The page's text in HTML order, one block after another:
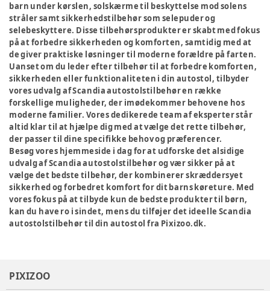
barn under kørslen, solskærme til beskyttelse mod solens
stråler samt sikkerhedstilbehør som selepuder og
selebeskyttere. Disse tilbehørsprodukter er skabt med fokus
på at forbedre sikkerheden og komforten, samtidig med at
de giver praktiske løsninger til moderne forældre på farten.
Uanset om du leder efter tilbehør til at forbedre komforten,
sikkerheden eller funktionaliteten i din autostol, tilbyder
vores udvalg af Scandia autostolstilbehør en række
forskellige muligheder, der imødekommer behovene hos
moderne familier. Vores dedikerede team af eksperter står
altid klar til at hjælpe dig med at vælge det rette tilbehør,
der passer til dine specifikke behov og præferencer.
Besøg vores hjemmeside i dag for at udforske det alsidige
udvalg af Scandia autostolstilbehør og vær sikker på at
vælge det bedste tilbehør, der kombinerer skræddersyet
sikkerhed og forbedret komfort for dit barns køreture. Med
vores fokus på at tilbyde kun de bedste produkter til børn,
kan du have ro i sindet, mens du tilføjer det ideelle Scandia
autostolstilbehør til din autostol fra Pixizoo.dk.
PIXIZOO